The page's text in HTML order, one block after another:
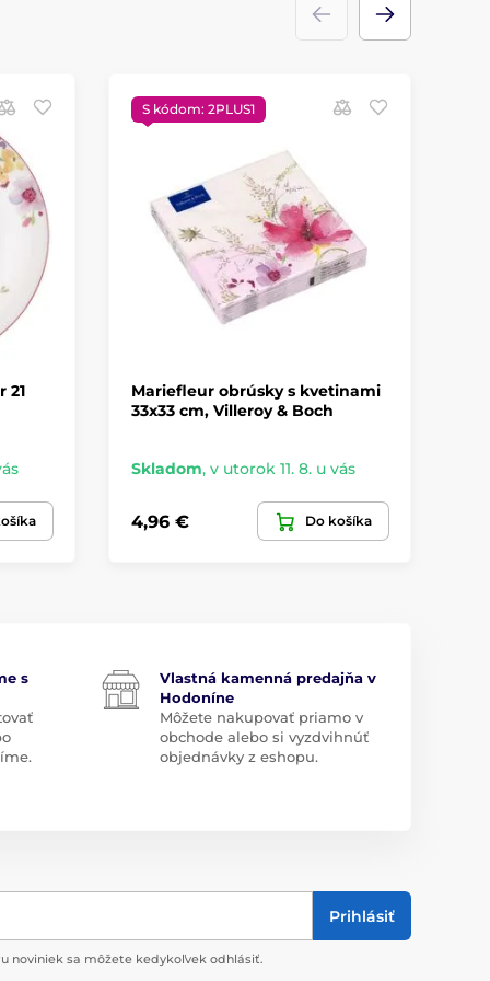
21
S kódom: 2PLUS1
Mariefleur obrúsky s kvetinami
33x33 cm, Villeroy & Boch
Skladom, v utorok 11. 8. u vás
4,96 € Do košíka
s
Vlastná kamenná predajňa v
Hodoníne
Môžete nakupovať priamo v
obchode alebo si vyzdvihnúť
objednávky z eshopu.
Prihlásiť
noviniek sa môžete kedykoľvek odhlásiť.